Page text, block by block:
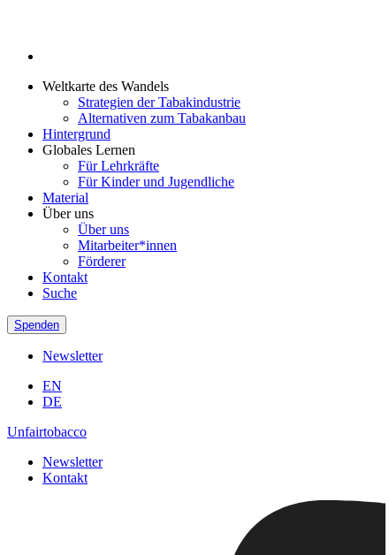
Weltkarte des Wandels
Strategien der Tabakindustrie
Alternativen zum Tabakanbau
Hintergrund
Globales Lernen
Für Lehrkräfte
Für Kinder und Jugendliche
Material
Über uns
Über uns
Mitarbeiter*innen
Förderer
Kontakt
Suche
Spenden
Newsletter
EN
DE
Unfairtobacco
Newsletter
Kontakt